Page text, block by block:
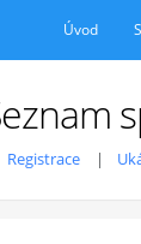
Úvod
Registrace